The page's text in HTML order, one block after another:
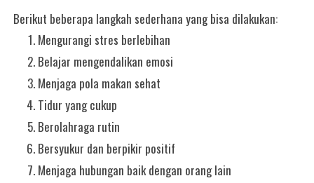
Berikut beberapa langkah sederhana yang bisa dilakukan:
Mengurangi stres berlebihan
Belajar mengendalikan emosi
Menjaga pola makan sehat
Tidur yang cukup
Berolahraga rutin
Bersyukur dan berpikir positif
Menjaga hubungan baik dengan orang lain